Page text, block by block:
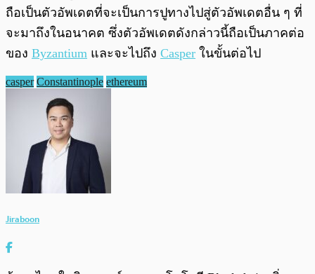
ถือเป็นตัวอัพเดตที่จะเป็นการปูทางไปสู่ตัวอัพเดตอื่น ๆ ที่
จะมาถึงในอนาคต ซึ่งตัวอัพเดตดังกล่าวนี้ถือเป็นภาคต่อ
ของ Byzantium และจะไปถึง Casper ในขั้นต่อไป
casper Constantinople ethereum
Jiraboon